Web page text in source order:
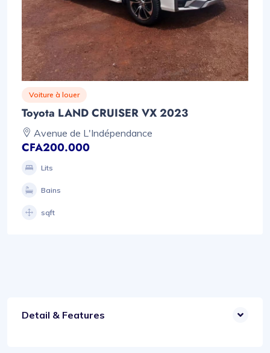
Voiture à louer
Toyota LAND CRUISER VX 2023
Avenue de L'Indépendance
CFA200.000
Lits
Bains
sqft
Detail & Features